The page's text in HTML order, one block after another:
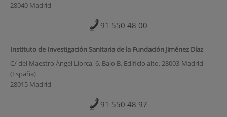
28040 Madrid
91 550 48 00
Instituto de Investigación Sanitaria de la Fundación Jiménez Díaz
C/ del Maestro Ángel Llorca, 6. Bajo B. Edificio alto. 28003-Madrid
(España)
28015 Madrid
91 550 48 97